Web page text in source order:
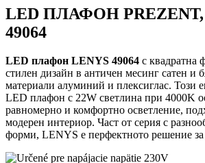
LED ПЛАФОН PREZENT,
49064
LED плафон LENYS 49064 с квадратна
стилен дизайн в античен месинг сатен и
материали алуминий и плексиглас. Този
LED плафон с 22W светлина при 4000K
равномерно и комфортно осветление,
модерен интериор. Част от серия с
форми, LENYS е перфектното решение